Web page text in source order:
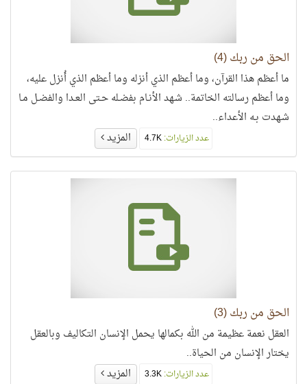
الحق من ربك (4)
ما أعظم هذا القرآن، وما أعظم الذي أنزله وما أعظم الذي أُنزل عليه،
وما أعظم رسالته الخاتمة.. شـهد الأنـام بفضـله حـتى العـدا والفضـل مـا
شـهدت بـه الأعداء..
عدد الزيارات: المزيد
الحق من ربك (3)
العقل نعمة عظيمة من الله بكمالها يحمل الإنسان التكاليف وبالعقل
يختار الإنسان من الحياة..
عدد الزيارات: المزيد